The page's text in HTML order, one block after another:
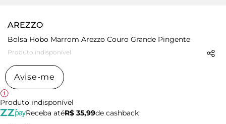
AREZZO
Bolsa Hobo Marrom Arezzo Couro Grande Pingente
Produto indisponível
Avise-me
Produto indisponível
Receba atéR$ 35,99de cashback